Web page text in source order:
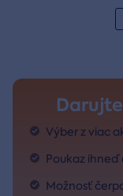
Výber z viac
Poukaz ihneď
Možnosť